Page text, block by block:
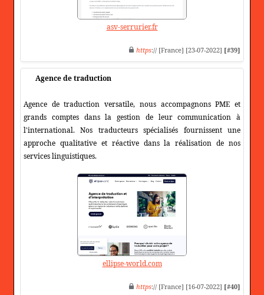
asv-serrurier.fr
https:// [France] [23-07-2022] [#39]
Agence de traduction
Agence de traduction versatile, nous accompagnons PME et
grands comptes dans la gestion de leur communication à
l'international. Nos traducteurs spécialisés fournissent une
approche qualitative et réactive dans la réalisation de nos
services linguistiques.
ellipse-world.com
https:// [France] [16-07-2022] [#40]